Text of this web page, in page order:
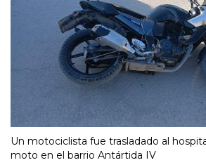
Un motociclista fue trasladado al
moto en el barrio Antártida IV